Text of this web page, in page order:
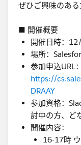
ぜひご興味のある
■ 開催概要
開催日時：
場所：
参加申込URL：
https://
DRAAY
参加資格：
討中の方、ど
開催内容：
16-17時